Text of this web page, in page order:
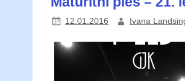
12.01.2016 Ivana